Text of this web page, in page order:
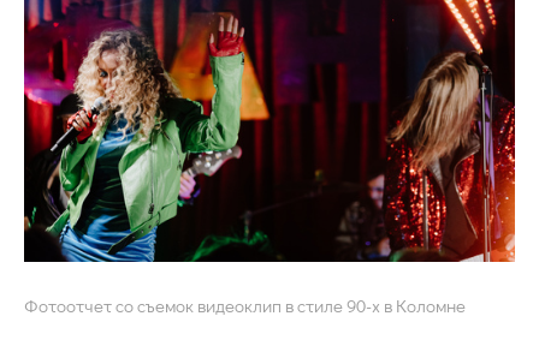
Фотоотчет со съемок видеоклип в стиле 90-х в Коломне